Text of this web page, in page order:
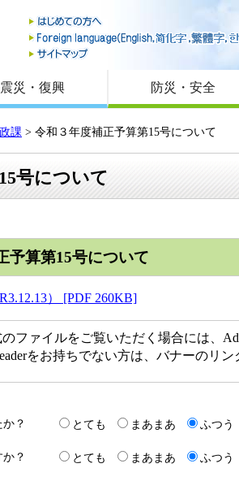
震災・復興 防災・安全
課 > 令和３年度補正予算第15号について
号について
算第15号について
） [PDF 260KB]
ファイルをご覧いただく場合には、
をお持ちでない方は、バナーのリ
？ とても まあまあ ふつう
？
とても まあまあ ふつう